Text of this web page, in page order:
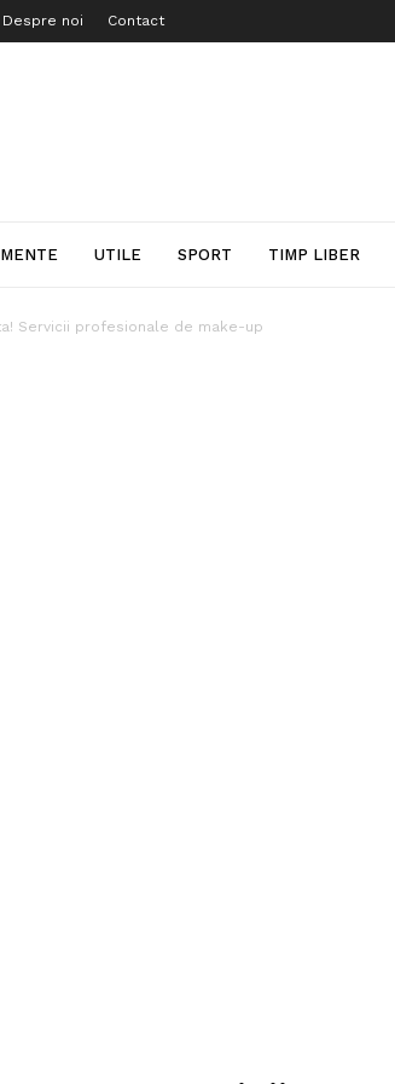
Despre noi Contact
UTILE SPORT TIMP LIBER
Servicii profesionale de make-up